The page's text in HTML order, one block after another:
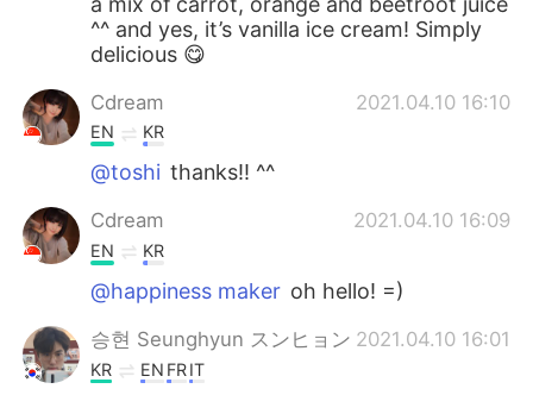
^^ and yes, it’s vanilla ice cream! Simply
delicious 😋
Cdream 2021.04.10 16:10
EN KR
@toshi thanks!! ^^
Cdream 2021.04.10 16:09
EN KR
@happiness maker oh hello! =)
승현 Seunghyun スンヒョン 2021.04.10 16:01
KR EN FRIT